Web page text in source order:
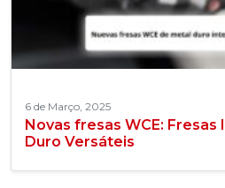
6 de Março, 2025
Novas fresas WCE:
Duro Versáteis